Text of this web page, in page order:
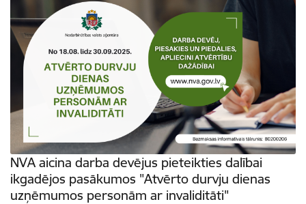
NVA aicina darba devējus pieteikties dalībai
ikgadējos pasākumos "Atvērto durvju dienas
uzņēmumos personām ar invaliditāti"